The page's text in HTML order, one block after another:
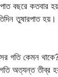
বছরে কতবার
তুষারপাত
গতি কেমন
গতি অত্যন্ত